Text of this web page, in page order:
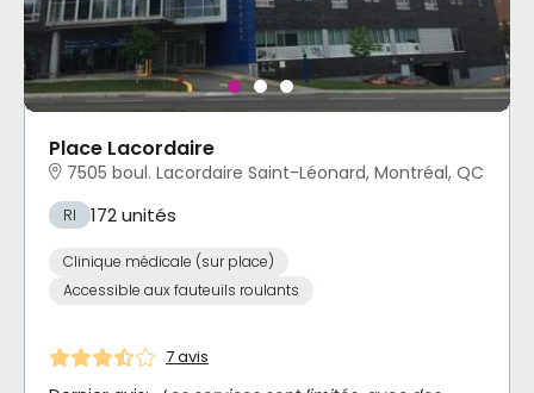
Place Lacordaire
7505 boul. Lacordaire Saint-Léonard, Montréal, QC
RI 172 unités
Clinique médicale (sur place)
Accessible aux fauteuils roulants
7 avis